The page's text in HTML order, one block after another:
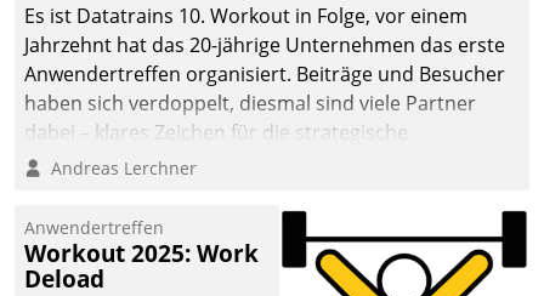
Es ist Datatrains 10. Workout in Folge, vor einem
Jahrzehnt hat das 20-jährige Unternehmen das erste
Anwendertreffen organisiert. Beiträge und Besucher
haben sich verdoppelt, diesmal sind viele Partner
dabei – klares Zeichen für die strategische
Fokussierung auf den Kunden.
Andreas Lerchner
Anwendertreffen
Workout 2025: Work
Deload